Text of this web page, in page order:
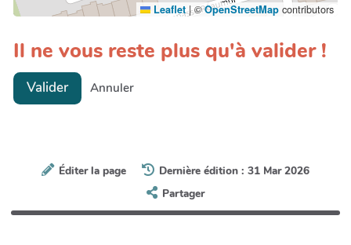
Leaflet |©OpenStreetMap contributors
Il ne vous reste plus qu'à valider !
Valider Annuler
Éditer la page
Dernière édition : 31 Mar 2026
Partager